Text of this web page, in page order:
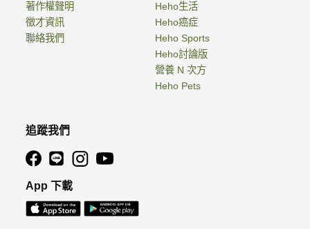
著作權聲明
徵才資訊
聯絡我們
Heho生活
Heho癌症
Heho Sports
Heho討論版
營養 N 次方
Heho Pets
追蹤我們
App 下載